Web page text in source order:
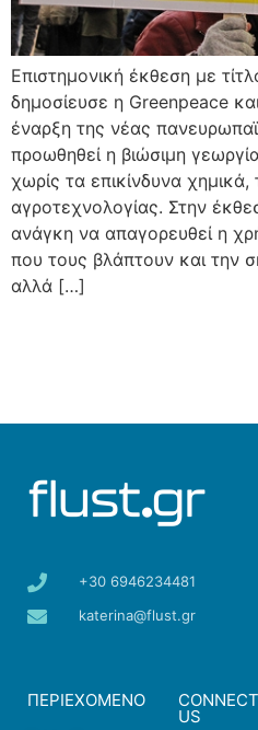
Επιστημονική έκθεση με
δημοσίευσε η Greenpeace
έναρξη της νέας
προωθηθεί η βιώσιμη
χωρίς τα επικίνδυνα
αγροτεχνολογίας. Στην
ανάγκη να απαγορευθεί η
που τους βλάπτουν και την
αλλά […]
+30 6946234481
katerina@flust.gr
ΠΕΡΙΕΧΟΜΕΝΟ
US